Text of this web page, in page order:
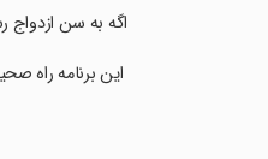
‏اگه به سن ازدواج
این برنامه راه